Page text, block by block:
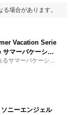
場合があります。
Vacation Serie
マーバケーショ
スドスタイル ブラ
) / アソートボック
サマーバケーショ
しょに。
ソニーエンジェル